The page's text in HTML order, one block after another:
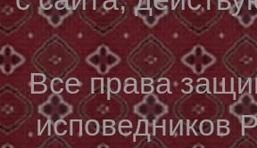
Все права
исповедников